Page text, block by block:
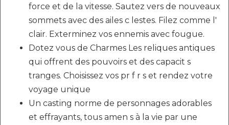
force et de la vitesse. Sautez vers de nouveaux
sommets avec des ailes c lestes. Filez comme l'
clair. Exterminez vos ennemis avec fougue.
Dotez vous de Charmes Les reliques antiques
qui offrent des pouvoirs et des capacit s
tranges. Choisissez vos pr f r s et rendez votre
voyage unique
Un casting norme de personnages adorables
et effrayants, tous amen s à la vie par une